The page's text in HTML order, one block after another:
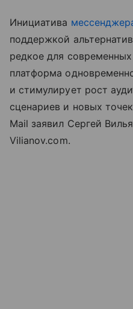
Инициатива
поддержкой
редкое для
платформа
и стимулирует рост
сценариев и новых
Mail заявил Сергей
Vilianov.com.